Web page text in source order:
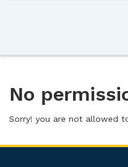
No
Sorry! you are not allowed